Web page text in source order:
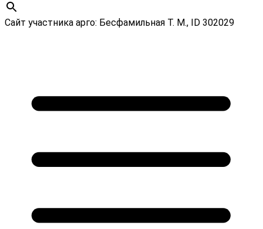
Сайт участника арго: Бесфамильная Т. М., ID 302029